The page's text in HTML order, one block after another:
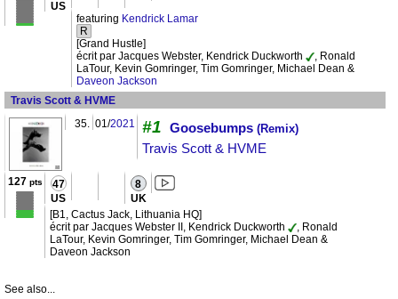
US
featuring Kendrick Lamar
R
[Grand Hustle]
écrit par Jacques Webster, Kendrick Duckworth
, Ronald
LaTour, Kevin Gomringer, Tim Gomringer, Michael Dean &
Daveon Jackson
Travis Scott & HVME
35. 01/2021 #1 Goosebumps (Remix)
Travis Scott & HVME
127 pts 47
US
8
UK
[B1, Cactus Jack, Lithuania HQ]
écrit par Jacques Webster II, Kendrick Duckworth
, Ronald
LaTour, Kevin Gomringer, Tim Gomringer, Michael Dean &
Daveon Jackson
See also...